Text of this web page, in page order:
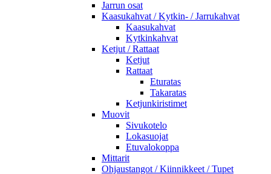
Jarrun osat
Kaasukahvat / Kytkin- / Jarrukahvat
Kaasukahvat
Kytkinkahvat
Ketjut / Rattaat
Ketjut
Rattaat
Eturatas
Takaratas
Ketjunkiristimet
Muovit
Sivukotelo
Lokasuojat
Etuvalokoppa
Mittarit
Ohjaustangot / Kiinnikkeet / Tupet